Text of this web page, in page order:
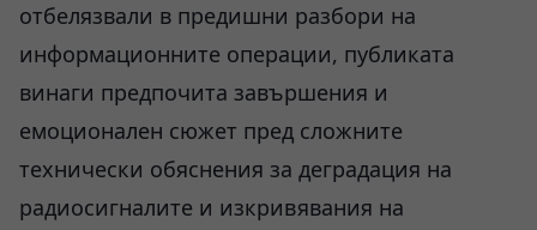
отбелязвали в предишни разбори на
информационните операции, публиката
винаги предпочита завършения и
емоционален сюжет пред сложните
технически обяснения за деградация на
радиосигналите и изкривявания на